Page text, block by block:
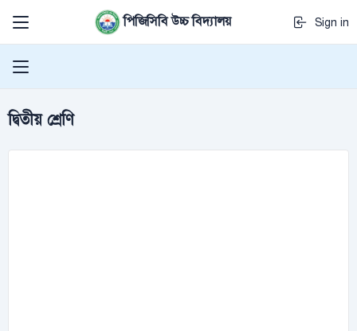
পিজিসিবি উচ্চ বিদ্যালয় Sign in
দ্বিতীয় শ্রেণি